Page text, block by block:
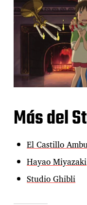
Más del
El Castillo
Hayao Miyazaki
Studio Ghibli